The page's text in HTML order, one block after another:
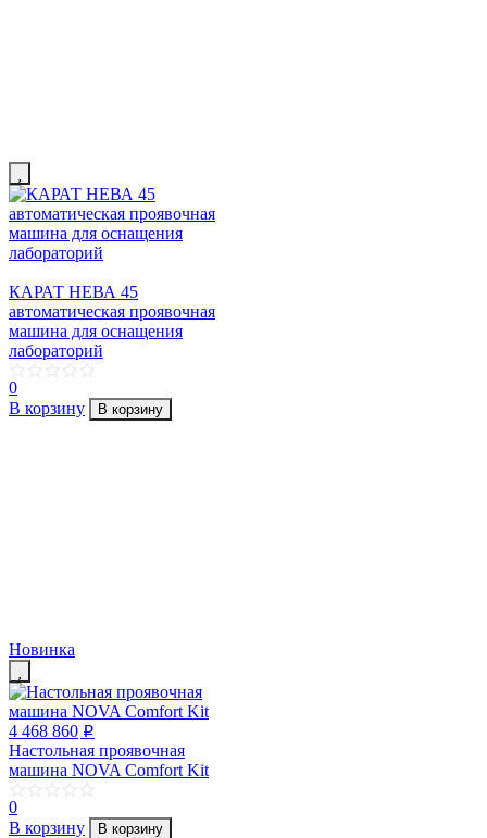
КАРАТ НЕВА 45
автоматическая проявочная
машина для оснащения
лабораторий
0
В корзину
В корзину
Новинка
4 468 860 p
Настольная проявочная
машина NOVA Comfort Kit
0
В корзину
В корзину